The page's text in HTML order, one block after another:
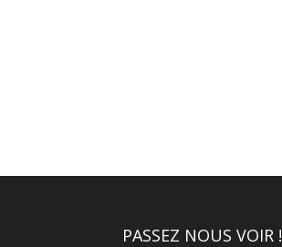
PASSEZ NOUS VOIR !